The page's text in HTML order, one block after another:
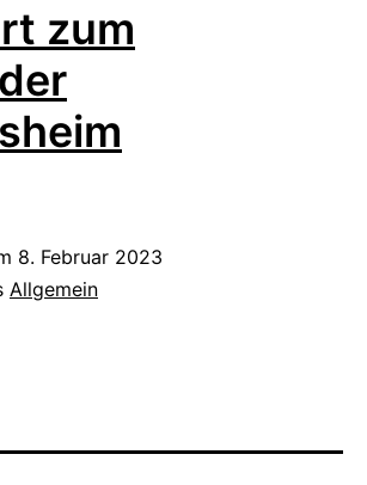
zum
8. Februar 2023
Allgemein